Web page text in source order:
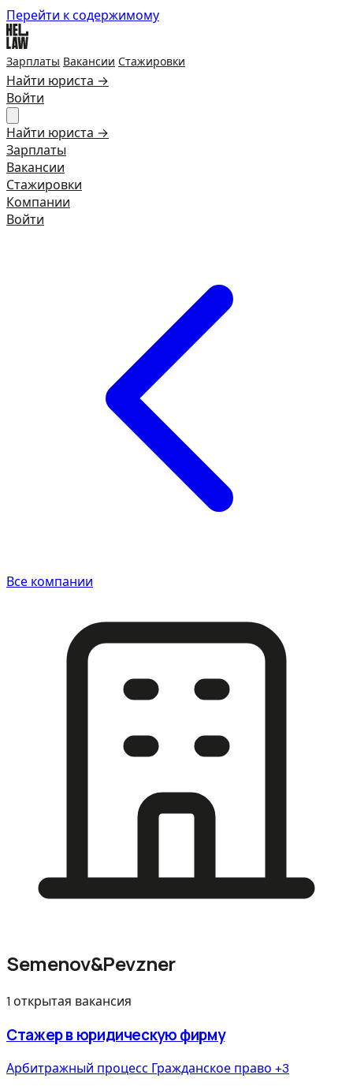
Перейти к содержимому
Зарплаты Вакансии Стажировки
Найти юриста →
Войти
Найти юриста →
Зарплаты
Вакансии
Стажировки
Компании
Войти
Все компании
Semenov&Pevzner
1 открытая вакансия
Стажер в юридическую фирму
Арбитражный процесс Гражданское право +3